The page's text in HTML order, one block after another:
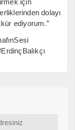
dolayı
ediyorum.”